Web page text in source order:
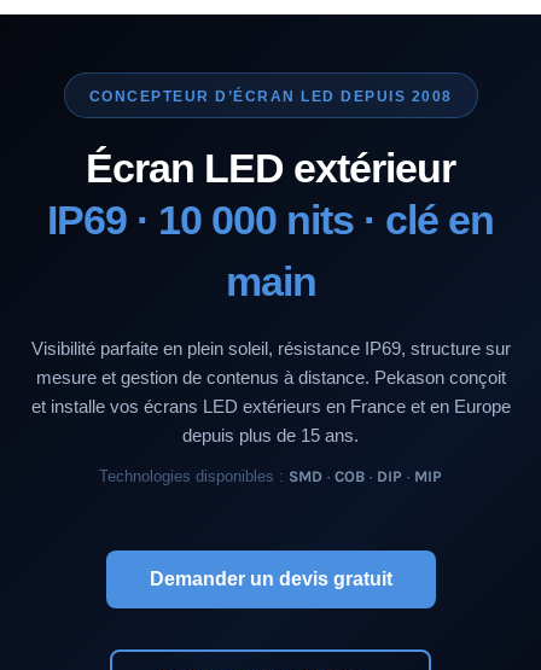
CONCEPTEUR D’ÉCRAN LED DEPUIS 2008
Écran LED extérieur
IP69 · 10 000 nits · clé en
main
Visibilité parfaite en plein soleil, résistance IP69, structure sur
mesure et gestion de contenus à distance. Pekason conçoit
et installe vos écrans LED extérieurs en France et en Europe
depuis plus de 15 ans.
Technologies disponibles : SMD · COB · DIP · MIP
Demander un devis gratuit